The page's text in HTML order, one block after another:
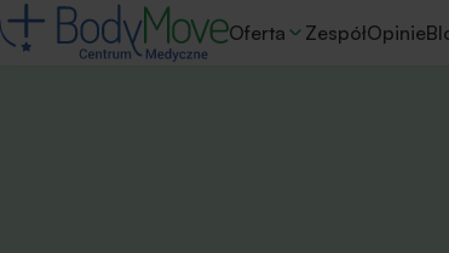
Oferta ZespółOpinie